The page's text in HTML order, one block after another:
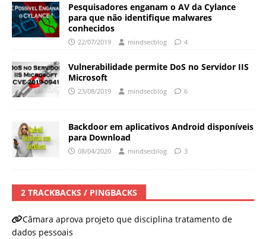
Pesquisadores enganam o AV da Cylance
para que não identifique malwares
conhecidos
22/07/2019 mindsecblog 4
Vulnerabilidade permite DoS no Servidor IIS
Microsoft
23/08/2019 mindsecblog 6
Backdoor em aplicativos Android disponíveis
para Download
08/04/2020 mindsecblog 3
2 TRACKBACKS / PINGBACKS
Câmara aprova projeto que disciplina tratamento de
dados pessoais